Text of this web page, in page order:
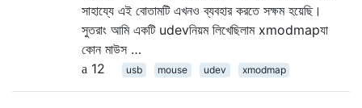
সাহায্যে এই বোতামটি এখনও ব্যবহার করতে সক্ষম হয়েছি।
সুতরাং আমি একটি udevনিয়ম লিখেছিলাম xmodmapযা
কোন মাউস …
12
usb mouse udev xmodmap